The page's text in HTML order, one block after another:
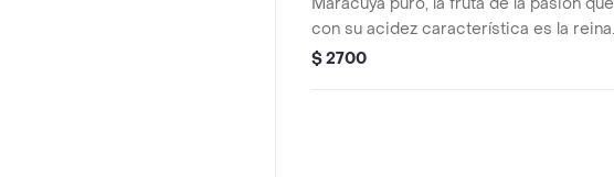
con su acidez característica es la reina
de los bolis de agua.
$ 2700